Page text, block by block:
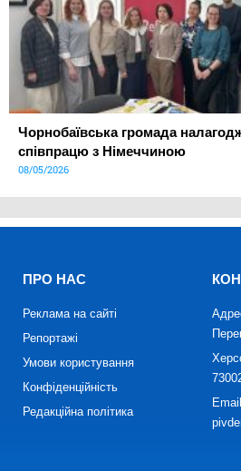
Чорнобаївська громада
співпрацю з Німеччиною
08/05/2026
ПРО НАС
Реклама на сайті
Репортажі
Умови користування
Конфіденційність
Редакційна політика